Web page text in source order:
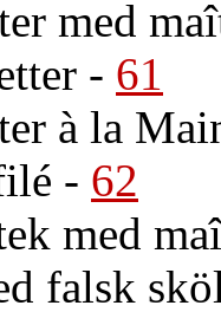
med
- 61
à la
- 62
med
falsk